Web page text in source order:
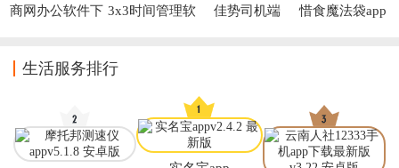
商网办公软件下 3x3时间管理软
佳势司机端 惜食魔法袋app
生活服务排行